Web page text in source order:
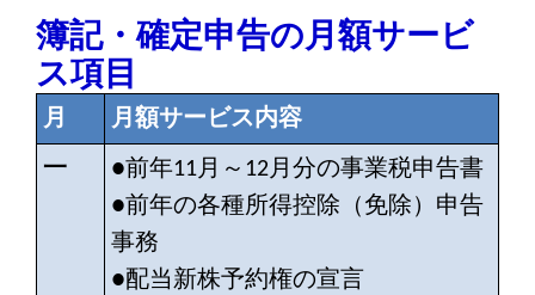
簿記・確定申告の月額サービ
ス項目
月 月額サービス内容
一
●前年11月～12月分の事業税申告書
●前年の各種所得控除（免除）申告
事務
●配当新株予約権の宣言